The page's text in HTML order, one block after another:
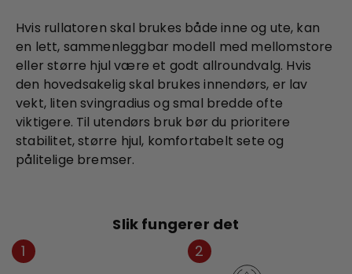
Hvis rullatoren skal brukes både inne og ute, kan
en lett, sammenleggbar modell med mellomstore
eller større hjul være et godt allroundvalg. Hvis
den hovedsakelig skal brukes innendørs, er lav
vekt, liten svingradius og smal bredde ofte
viktigere. Til utendørs bruk bør du prioritere
stabilitet, større hjul, komfortabelt sete og
pålitelige bremser.
Slik fungerer det
1
2